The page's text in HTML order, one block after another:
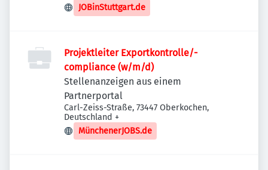
JOBinStuttgart.de
Projektleiter Exportkontrolle/-
compliance (w/m/d)
Stellenanzeigen aus einem
Partnerportal
Carl-Zeiss-Straße, 73447 Oberkochen,
Deutschland +
MünchenerJOBS.de